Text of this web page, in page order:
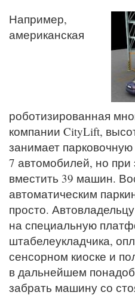
Например,
американская
роботизированная
компании CityLift,
занимает
7 автомобилей, но при
вместить 39 машин.
автоматическим
просто.
на специальную
штабелеукладчика,
сенсорном киоске и
в дальнейшем
забрать машину со